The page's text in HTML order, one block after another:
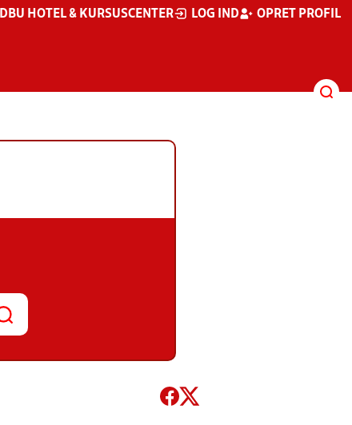
DBU HOTEL & KURSUSCENTER LOG IND OPRET PROFIL